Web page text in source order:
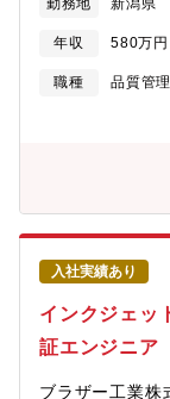
いることも魅力で
多く、グローバル
安定した事業基盤
ェクト管理・推進
析力（ビッグデー
アリング）を活
本部 センサ事業
レーム撲滅活動（
にともなう、工程
地】◇セラミック
品（高周波・アン
ナ、セラミック
はマネジメント業
の面白さ・魅力】
る製品品質の向上
きます。
勤務地 新潟県
年収 580万
職種
品質管
入社実績あり
インクジェッ
証エンジニア
ブラザー工業株